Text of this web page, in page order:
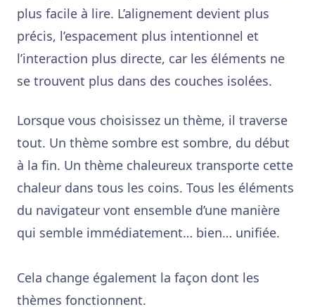
plus facile à lire. L’alignement devient plus
précis, l’espacement plus intentionnel et
l’interaction plus directe, car les éléments ne
se trouvent plus dans des couches isolées.
Lorsque vous choisissez un thème, il traverse
tout. Un thème sombre est sombre, du début
à la fin. Un thème chaleureux transporte cette
chaleur dans tous les coins. Tous les éléments
du navigateur vont ensemble d’une manière
qui semble immédiatement… bien… unifiée.
Cela change également la façon dont les
thèmes fonctionnent.